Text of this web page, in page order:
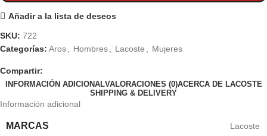
Añadir a la lista de deseos
SKU: 722
Categorías: Aros Hombres Lacoste Mujeres
Compartir:
INFORMACIÓN ADICIONALVALORACIONES (0)ACERCA DE LACOSTE
SHIPPING & DELIVERY
Información adicional
MARCAS Lacoste